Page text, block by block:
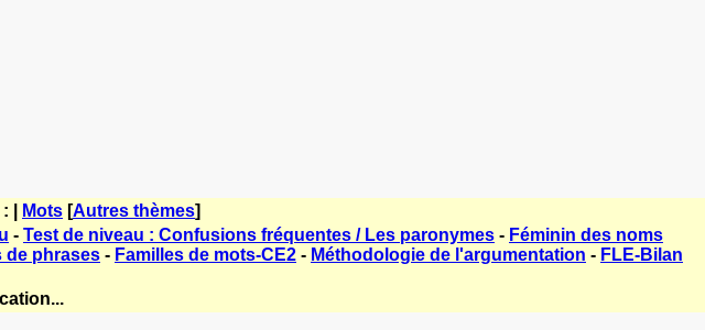
| Mots [Autres thèmes]
- Test de niveau : Confusions fréquentes / Les paronymes - Féminin des noms
de phrases - Familles de mots-CE2 - Méthodologie de l'argumentation - FLE-Bilan